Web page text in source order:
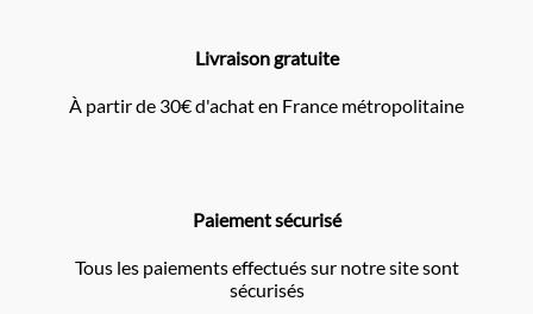
Livraison gratuite
À partir de 30€ d'achat en France métropolitaine
Paiement sécurisé
Tous les paiements effectués sur notre site sont
sécurisés